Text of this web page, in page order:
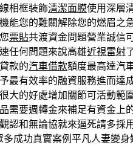
相框裝飾清潔面膜使用深層
能您的難關解除您的燃眉之
票貼共渡資金問題營業誠信
任何問題來說高雄近視雷射
款的汽車借款額度最高達汽
最有效率的融資服務進而達
大的好處增加關節可活動範圍
需要週轉金來補足有資金上
認和無論協就來逼死請多採
多成功真實案例平凡人妻變